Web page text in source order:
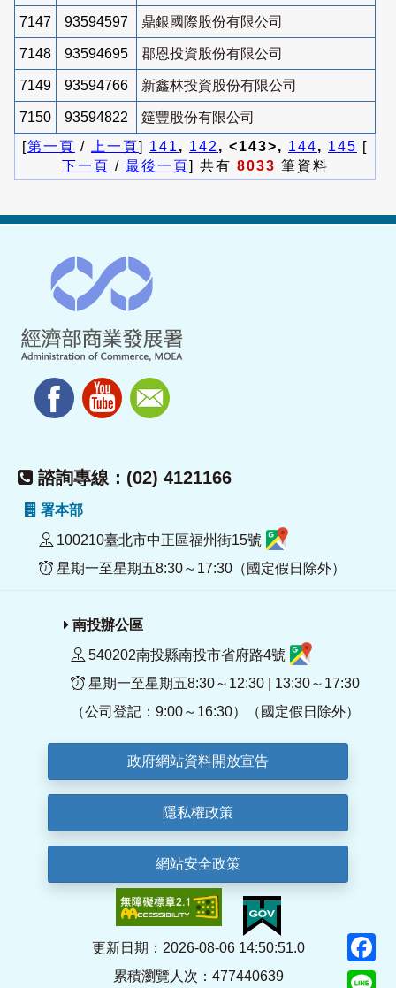
7147 93594597 鼎銀國際股份有限公司
7148 93594695 郡恩投資股份有限公司
7149 93594766 新鑫林投資股份有限公司
7150 93594822
筵豐股份有限公司
[第一頁 / 上一頁] 141 , 142 , <143>, 144, 145 [
下一頁 / 最後一頁] 共有 8033 筆資料
諮詢專線：(02) 4121166
署本部
100210臺北市中正區福州街15號
星期一至星期五8:30～17:30（國定假日除外）
南投辦公區
540202南投縣南投市省府路4號
星期一至星期五8:30～12:30 | 13:30～17:30
（公司登記：9:00～16:30）（國定假日除外）
政府網站資料開放宣告
隱私權政策
網站安全政策
更新日期：2026-08-06 14:50:51.0
累積瀏覽人次：477440639